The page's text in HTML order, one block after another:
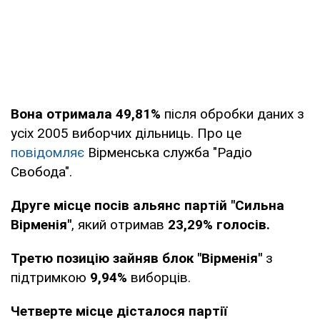
Вона отримала 49,81% після обробки даних з
усіх 2005 виборчих дільниць. Про це
повідомляє Вірменська служба "Радіо
Свобода".
Друге місце посів альянс партій "Сильна
Вірменія", який отримав 23,29% голосів.
Третю позицію зайняв блок "Вірменія" з
підтримкою 9,94% виборців.
Четверте місце дісталося партії